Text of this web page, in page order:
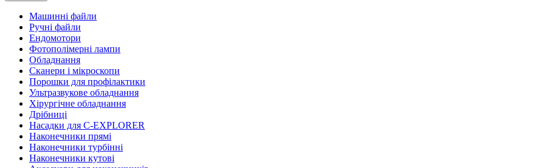
Машинні файли
Ручні файли
Ендомотори
Фотополімерні лампи
Обладнання
Сканери і мікроскопи
Порошки для профілактики
Ультразвукове обладнання
Хірургічне обладнання
Дрібниці
Насадки для C-EXPLORER
Наконечники прямі
Наконечники турбінні
Наконечники кутові